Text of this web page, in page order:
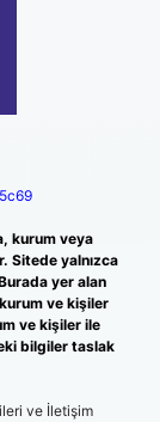
kurum veya
Sitede yalnızca
yer alan
ve kişiler
ve kişiler ile
bilgiler taslak
ve İletişim